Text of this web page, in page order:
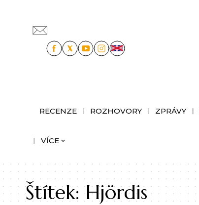
RECENZE ROZHOVORY ZPRÁVY
VÍCE
Štítek:Hjördis